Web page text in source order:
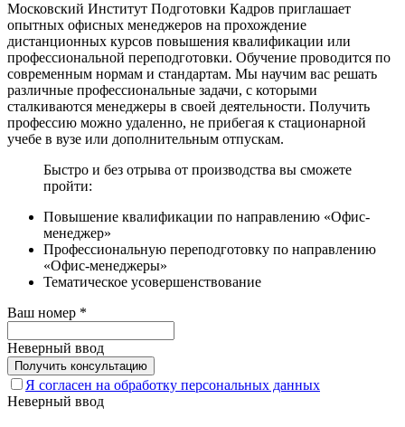
Московский Институт Подготовки Кадров приглашает
опытных офисных менеджеров на прохождение
дистанционных курсов повышения квалификации или
профессиональной переподготовки. Обучение проводится по
современным нормам и стандартам. Мы научим вас решать
различные профессиональные задачи, с которыми
сталкиваются менеджеры в своей деятельности. Получить
профессию можно удаленно, не прибегая к стационарной
учебе в вузе или дополнительным отпускам.
Быстро и без отрыва от производства вы сможете
пройти:
Повышение квалификации по направлению «Офис-
менеджер»
Профессиональную переподготовку по направлению
«Офис-менеджеры»
Тематическое усовершенствование
Ваш номер *
Неверный ввод
Я согласен на обработку персональных данных
Неверный ввод